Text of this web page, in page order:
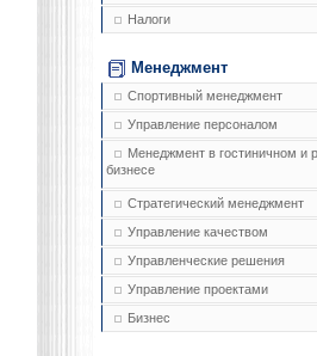
Налоги
Менеджмент
Спортивный менеджмент
Управление персоналом
Менеджмент в гостиничном и
бизнесе
Стратегический менеджмент
Управление качеством
Управленческие решения
Управление проектами
Бизнес